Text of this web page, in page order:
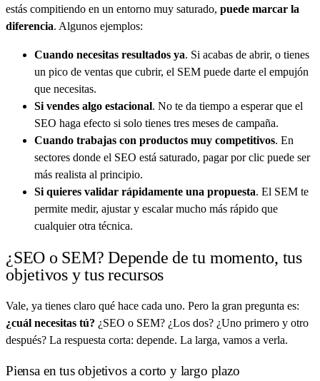
estás compitiendo en un entorno muy saturado, puede marcar la
diferencia. Algunos ejemplos:
Cuando necesitas resultados ya. Si acabas de abrir, o tienes
un pico de ventas que cubrir, el SEM puede darte el empujón
que necesitas.
Si vendes algo estacional. No te da tiempo a esperar que el
SEO haga efecto si solo tienes tres meses de campaña.
Cuando trabajas con productos muy competitivos. En
sectores donde el SEO está saturado, pagar por clic puede ser
más realista al principio.
Si quieres validar rápidamente una propuesta. El SEM te
permite medir, ajustar y escalar mucho más rápido que
cualquier otra técnica.
¿SEO o SEM? Depende de tu momento, tus
objetivos y tus recursos
Vale, ya tienes claro qué hace cada uno. Pero la gran pregunta es:
¿cuál necesitas tú? ¿SEO o SEM? ¿Los dos? ¿Uno primero y otro
después? La respuesta corta: depende. La larga, vamos a verla.
Piensa en tus objetivos a corto y largo plazo